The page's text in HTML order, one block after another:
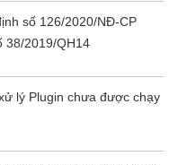
số 126/2020/NĐ-CP
38/2019/QH14
lý Plugin chưa được chạy